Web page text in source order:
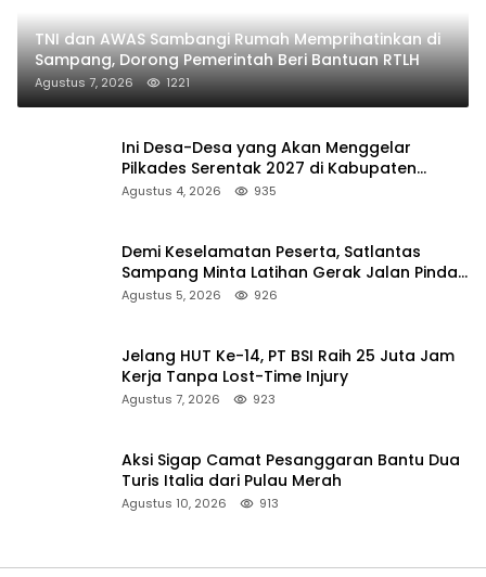
TNI dan AWAS Sambangi Rumah Memprihatinkan di
Sampang, Dorong Pemerintah Beri Bantuan RTLH
Agustus 7, 2026 1221
Ini Desa-Desa yang Akan Menggelar
Pilkades Serentak 2027 di Kabupaten
Sumenep
Agustus 4, 2026 935
Demi Keselamatan Peserta, Satlantas
Sampang Minta Latihan Gerak Jalan Pindah
ke Lokasi Aman
Agustus 5, 2026 926
Jelang HUT Ke-14, PT BSI Raih 25 Juta Jam
Kerja Tanpa Lost-Time Injury
Agustus 7, 2026 923
Aksi Sigap Camat Pesanggaran Bantu Dua
Turis Italia dari Pulau Merah
Agustus 10, 2026 913